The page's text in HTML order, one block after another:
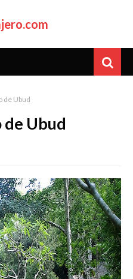
de Ubud
de Ubud